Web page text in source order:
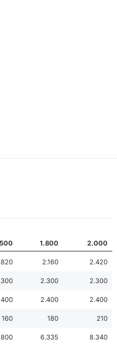
1.800 2.000
2.160 2.420
2.300 2.300
2.400 2.400
160 180 210
6.335 8.340